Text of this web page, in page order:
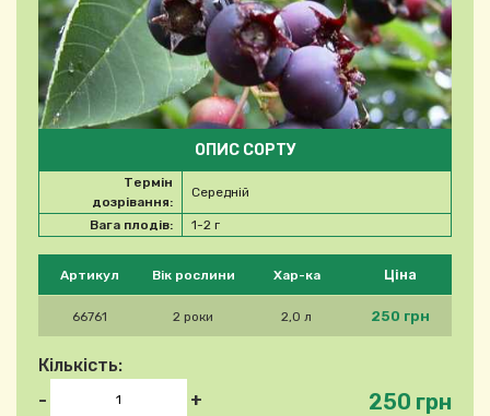
Будь ласка, виберіть продукт
Артикул Вік рослини Хар-ка Ціна
66761 2 роки 2,0 л 250 грн
Кількість:
-
+ 250 грн
ОПИС СОРТУ
Термін
дозрівання:
Середній
Вага плодів: 1-2 г